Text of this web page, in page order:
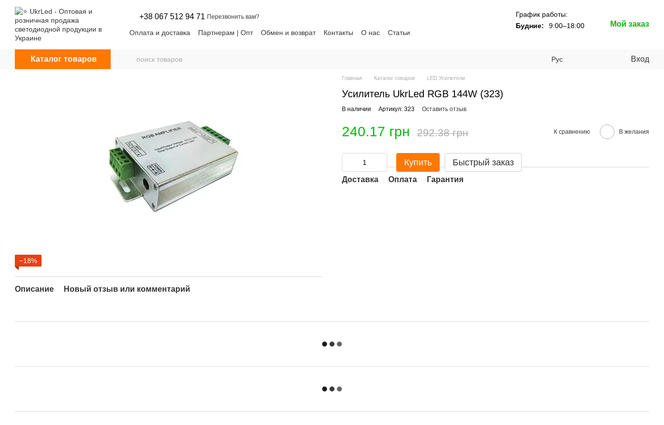
Перейти к основному контенту
+38 067 512 94 71 Перезвонить вам?
Оплата и доставка Партнерам | Опт Обмен и возврат Контакты О нас
Статьи
График работы:
Будние:
9:00–18:00 Мой заказ
Каталог товаров Рус Вход
−18%
Описание Новый отзыв или комментарий
Главная Каталог товаров LED Усилители
Усилитель UkrLed RGB 144W (323)
В наличии Артикул: 323 Оставить отзыв
240.17 грн 292.38 грн К сравнению В желания
Купить Быстрый заказ
Доставка Оплата Гарантия